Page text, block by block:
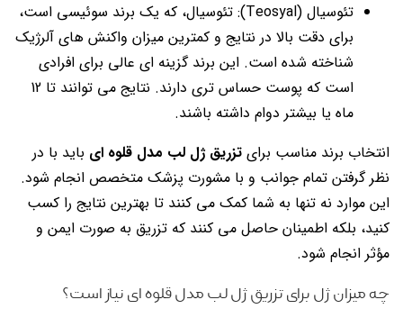
تئوسیال (Teosyal): تئوسیال، که یک برند سوئیسی است،
برای دقت بالا در نتایج و کمترین میزان واکنش های آلرژیک
شناخته شده است. این برند گزینه ای عالی برای افرادی
است که پوست حساس تری دارند. نتایج می توانند تا 12
ماه یا بیشتر دوام داشته باشند.
انتخاب برند مناسب برای تزریق ژل لب مدل قلوه ای باید با در
نظر گرفتن تمام جوانب و با مشورت پزشک متخصص انجام شود.
این موارد نه تنها به شما کمک می کنند تا بهترین نتایج را کسب
کنید، بلکه اطمینان حاصل می کنند که تزریق به صورت ایمن و
مؤثر انجام شود.
چه میزان ژل برای تزریق ژل لب مدل قلوه ای نیاز است؟